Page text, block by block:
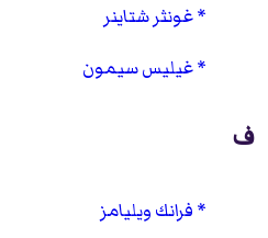
غونثر شتاينر
غيليس سيمون
ف
فرانك ويليامز